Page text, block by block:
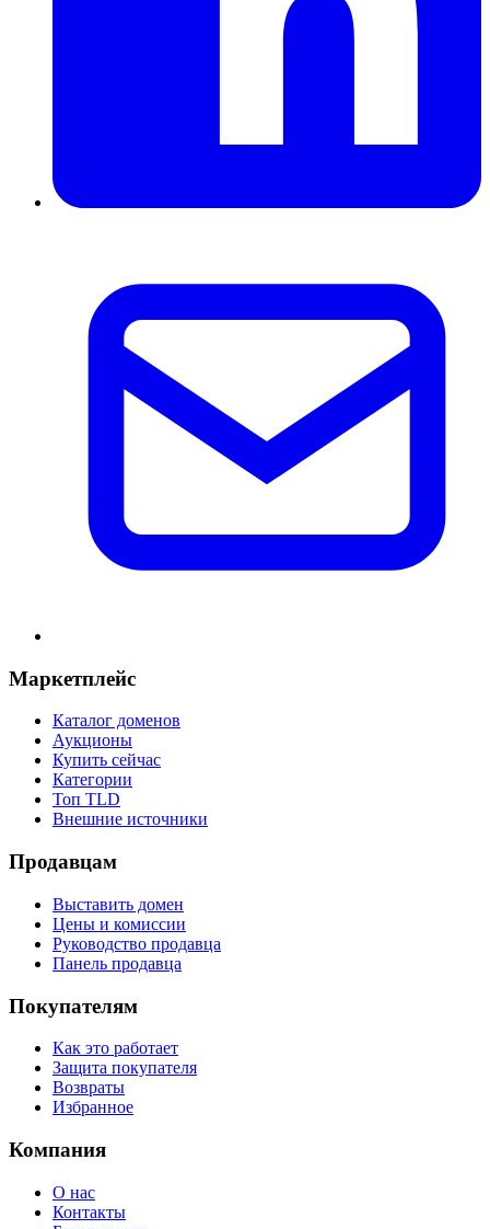
Маркетплейс
Каталог доменов
Аукционы
Купить сейчас
Категории
Топ TLD
Внешние источники
Продавцам
Выставить домен
Цены и комиссии
Руководство продавца
Панель продавца
Покупателям
Как это работает
Защита покупателя
Возвраты
Избранное
Компания
О нас
Контакты